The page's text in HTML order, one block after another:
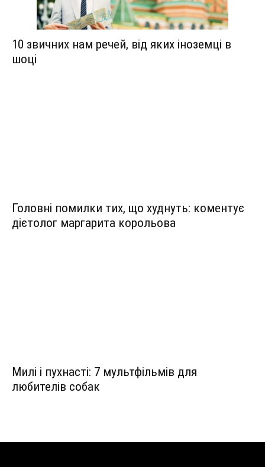
10 звичних нам речей, від яких іноземці в
шоці
Головні помилки тих, що худнуть: коментує
дієтолог маргарита корольова
Милі і пухнасті: 7 мультфільмів для
любителів собак